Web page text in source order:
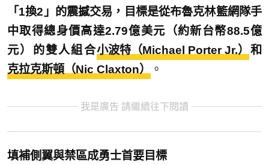
「1換2」的震撼交易，目標是從布魯克林籃網隊手
中取得總身價高達2.79億美元（約新台幣88.5億
元）的雙人組合小波特（Michael Porter Jr.）
和
克拉克斯頓（Nic Claxton）
。
我是廣告 請繼續往下閱讀
填補側翼與禁區成勇士首要目標